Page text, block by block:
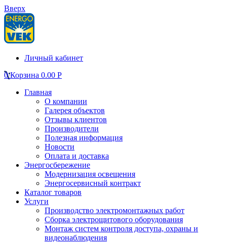
Вверх
Личный кабинет
0 Корзина 0.00 Р
Главная
О компании
Галерея объектов
Отзывы клиентов
Производители
Полезная информация
Новости
Оплата и доставка
Энергосбережение
Модернизация освещения
Энергосервисный контракт
Каталог товаров
Услуги
Производство электромонтажных работ
Сборка электрощитового оборудования
Монтаж систем контроля доступа, охраны и
видеонаблюдения